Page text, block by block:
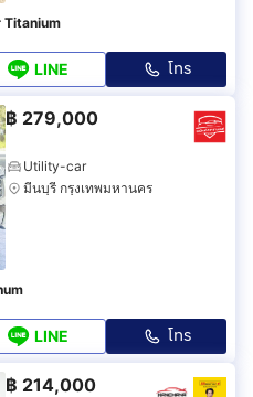
Titanium
LINE โทร
฿ 279,000
Utility-car
มีนบุรี กรุงเทพมหานคร
LINE โทร
฿ 214,000